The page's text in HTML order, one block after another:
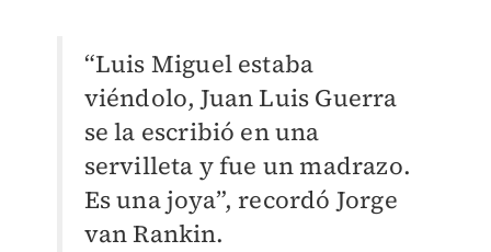
“Luis Miguel estaba
viéndolo, Juan Luis Guerra
se la escribió en una
servilleta y fue un madrazo.
Es una joya”, recordó Jorge
van Rankin.